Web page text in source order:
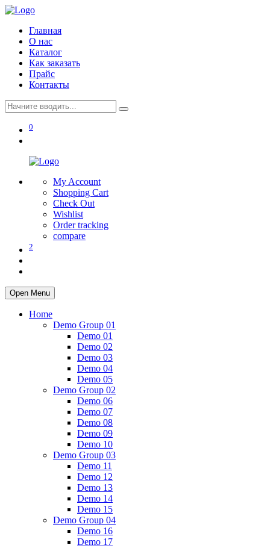
Главная
О нас
Каталог
Как заказать
Прайс
Контакты
0
My Account
Shopping Cart
Check Out
Wishlist
Order tracking
compare
2
Open Menu
Home
Demo Group 01
Demo 01
Demo 02
Demo 03
Demo 04
Demo 05
Demo Group 02
Demo 06
Demo 07
Demo 08
Demo 09
Demo 10
Demo Group 03
Demo 11
Demo 12
Demo 13
Demo 14
Demo 15
Demo Group 04
Demo 16
Demo 17